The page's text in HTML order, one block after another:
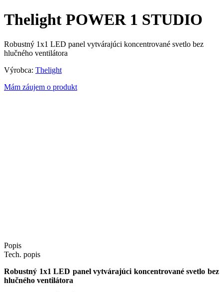
Thelight POWER 1 STUDIO
Robustný 1x1 LED panel vytvárajúci koncentrované svetlo bez
hlučného ventilátora
Výrobca: Thelight
Mám záujem o produkt
Popis
Tech. popis
Robustný 1x1 LED panel vytvárajúci koncentrované svetlo bez
hlučného ventilátora